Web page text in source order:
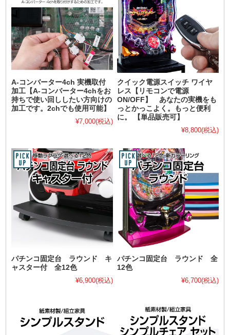
A-コンバーター4ch 実機取付
加工【A-コンバーター4chをお
持ちで使い回ししたい方向けの
加工です。2chでも使用可能】
¥7,000(税込)
クイック電源スイッチ ワイヤ
レス【リモコンで電源
ON/OFF】 あなたの実機をも
っとかっこよく。もっと便利
に。 【単品販売可】
¥8,800(税込)
パチンコ固定台 ラウンド キ
ャスター付 全12色
¥6,900(税込)
パチンコ固定台 ラウンド 全
12色
¥6,700(税込)